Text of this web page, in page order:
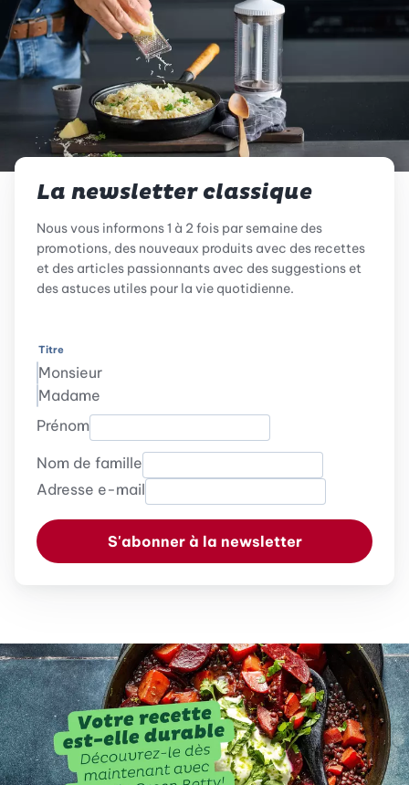
La newsletter classique
Nous vous informons 1 à 2 fois par semaine des
promotions, des nouveaux produits avec des recettes
et des articles passionnants avec des suggestions et
des astuces utiles pour la vie quotidienne.
Titre
Monsieur
Madame
Prénom
Nom de famille
Adresse e-mail
S'abonner à la newsletter